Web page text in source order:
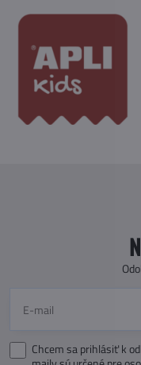
Chcem sa prihlásiť k